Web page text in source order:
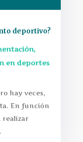
deportivo?
,
en deportes
hay veces,
En función
realizar